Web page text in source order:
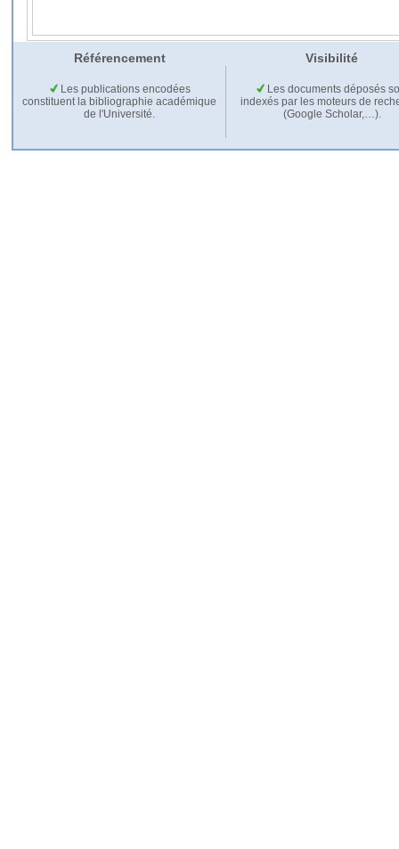
Référencement Visibilité
Les publications encodées
constituent la bibliographie académique
de l'Université.
Les documents déposés
indexés par les moteurs de
(Google Scholar,…).